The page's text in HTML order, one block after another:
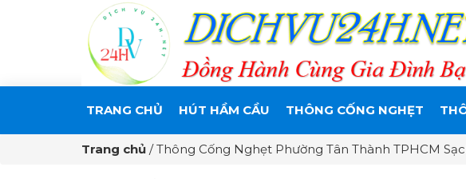
TRANG CHỦ HÚT HẦM CẦU THÔNG CỐNG NGHẸT
Trang chủ /Thông Cống Nghẹt Phường Tân Thành TPHCM